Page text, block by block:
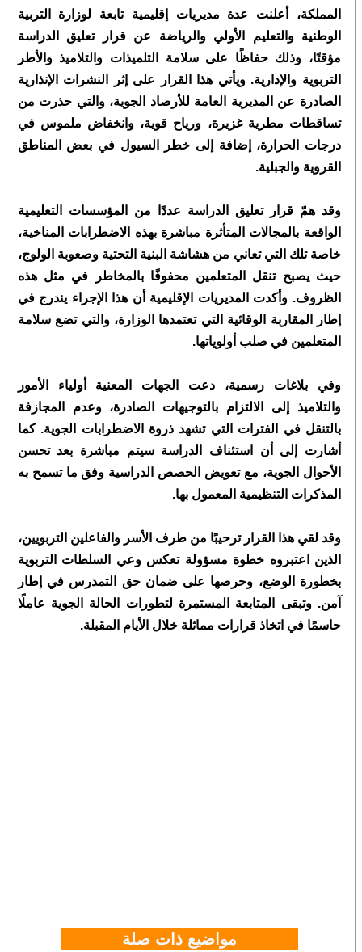
المملكة، أعلنت عدة مديريات إقليمية تابعة لوزارة التربية
الوطنية والتعليم الأولي والرياضة عن قرار تعليق الدراسة
مؤقتًا، وذلك حفاظًا على سلامة التلميذات والتلاميذ والأطر
التربوية والإدارية. ويأتي هذا القرار على إثر النشرات الإنذارية
الصادرة عن المديرية العامة للأرصاد الجوية، والتي حذرت من
تساقطات مطرية غزيرة، ورياح قوية، وانخفاض ملموس في
درجات الحرارة، إضافة إلى خطر السيول في بعض المناطق
القروية والجبلية.
وقد همّ قرار تعليق الدراسة عددًا من المؤسسات التعليمية
الواقعة بالمجالات المتأثرة مباشرة بهذه الاضطرابات المناخية،
خاصة تلك التي تعاني من هشاشة البنية التحتية وصعوبة الولوج،
حيث يصبح تنقل المتعلمين محفوفًا بالمخاطر في مثل هذه
الظروف. وأكدت المديريات الإقليمية أن هذا الإجراء يندرج في
إطار المقاربة الوقائية التي تعتمدها الوزارة، والتي تضع سلامة
المتعلمين في صلب أولوياتها.
وفي بلاغات رسمية، دعت الجهات المعنية أولياء الأمور
والتلاميذ إلى الالتزام بالتوجيهات الصادرة، وعدم المجازفة
بالتنقل في الفترات التي تشهد ذروة الاضطرابات الجوية. كما
أشارت إلى أن استئناف الدراسة سيتم مباشرة بعد تحسن
الأحوال الجوية، مع تعويض الحصص الدراسية وفق ما تسمح به
المذكرات التنظيمية المعمول بها.
وقد لقي هذا القرار ترحيبًا من طرف الأسر والفاعلين التربويين،
الذين اعتبروه خطوة مسؤولة تعكس وعي السلطات التربوية
بخطورة الوضع، وحرصها على ضمان حق التمدرس في إطار
آمن. وتبقى المتابعة المستمرة لتطورات الحالة الجوية عاملًا
حاسمًا في اتخاذ قرارات مماثلة خلال الأيام المقبلة.
مواضيع ذات صلة